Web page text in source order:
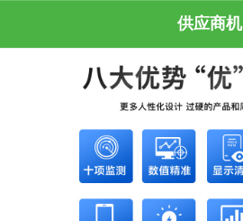
供应商机